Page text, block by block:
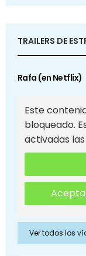
TRAILERS DE
Rafa (en Netflix)
Este
bloqueado.
activadas
Ver todos los